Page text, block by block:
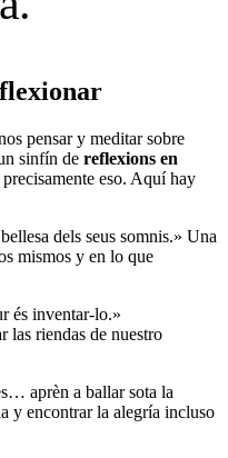
pensar y meditar sobre
sinfín de reflexions en
eso. Aquí hay
dels seus somnis.» Una
mismos y en lo que
és inventar-lo.»
las riendas de nuestro
aprèn a ballar sota la
y encontrar la alegría incluso